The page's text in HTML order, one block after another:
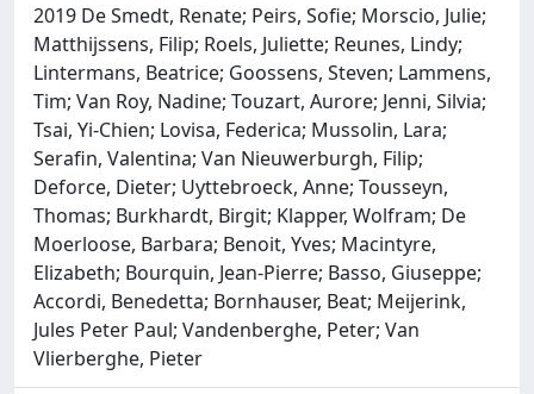
2019 De Smedt, Renate; Peirs, Sofie; Morscio, Julie;
Matthijssens, Filip; Roels, Juliette; Reunes, Lindy;
Lintermans, Beatrice; Goossens, Steven; Lammens,
Tim; Van Roy, Nadine; Touzart, Aurore; Jenni, Silvia;
Tsai, Yi-Chien; Lovisa, Federica; Mussolin, Lara;
Serafin, Valentina; Van Nieuwerburgh, Filip;
Deforce, Dieter; Uyttebroeck, Anne; Tousseyn,
Thomas; Burkhardt, Birgit; Klapper, Wolfram; De
Moerloose, Barbara; Benoit, Yves; Macintyre,
Elizabeth; Bourquin, Jean-Pierre; Basso, Giuseppe;
Accordi, Benedetta; Bornhauser, Beat; Meijerink,
Jules Peter Paul; Vandenberghe, Peter; Van
Vlierberghe, Pieter